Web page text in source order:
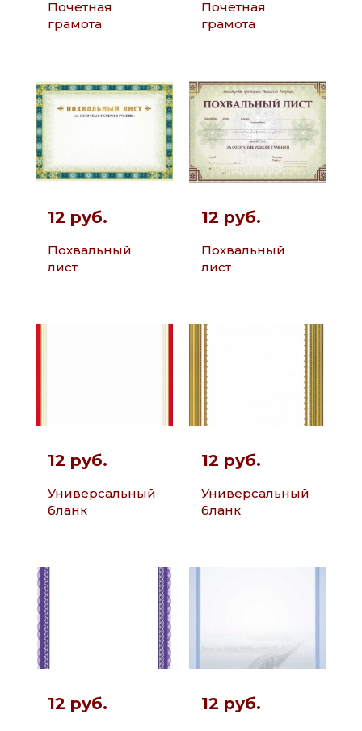
Почетная
грамота
Почетная
грамота
12 руб.
Похвальный
лист
12 руб.
Похвальный
лист
12 руб.
Универсальный
бланк
12 руб.
Универсальный
бланк
12 руб. 12 руб.